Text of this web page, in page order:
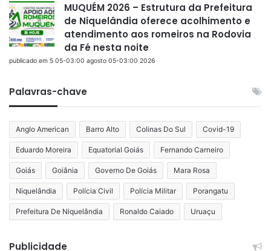
MUQUÉM 2026 – Estrutura da Prefeitura
de Niquelândia oferece acolhimento e
atendimento aos romeiros na Rodovia
da Fé nesta noite
publicado em 5 05-03:00 agosto 05-03:00 2026
Palavras-chave
Anglo American Barro Alto Colinas Do Sul Covid-19
Eduardo Moreira Equatorial Goiás Fernando Carneiro
Goiás Goiânia Governo De Goiás Mara Rosa
Niquelândia Polícia Civil Polícia Militar Porangatu
Prefeitura De Niquelândia Ronaldo Caiado Uruaçu
Publicidade